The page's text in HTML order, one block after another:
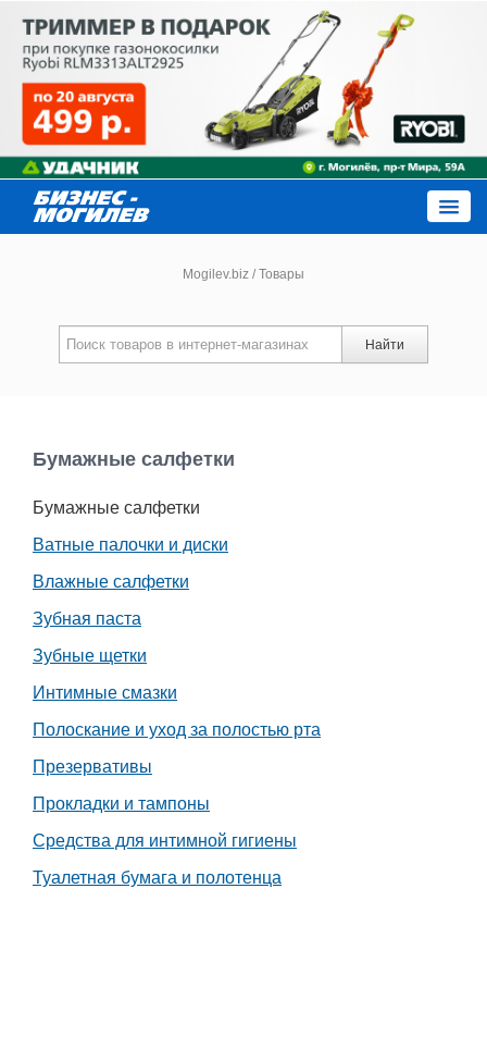
Новости компаний
Каталог
Работа
Объявления
Погода
Еще
Mogilev.biz /Товары
Найти
Бумажные салфетки
Бумажные салфетки
Ватные палочки и диски
Влажные салфетки
Зубная паста
Зубные щетки
Интимные смазки
Полоскание и уход за полостью рта
Презервативы
Прокладки и тампоны
Средства для интимной гигиены
Туалетная бумага и полотенца